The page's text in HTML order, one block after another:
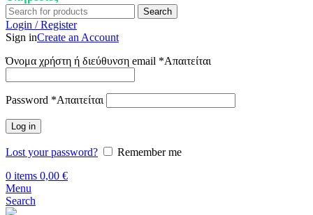
Search
Login / Register
Sign inCreate an Account
Όνομα χρήστη ή διεύθυνση email *Απαιτείται
Password *Απαιτείται
Log in
Lost your password?
Remember me
0 items 0,00 €
Menu
Search